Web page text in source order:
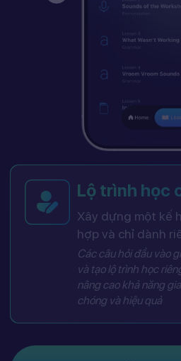
Lộ trình học
Xây dựng một kế
hợp và chỉ dành
Các câu hỏi đầu vào
và tạo lộ trình học
nâng cao khả năng
chóng và hiệu quả